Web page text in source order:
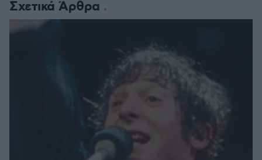
Σχετικά Άρθρα